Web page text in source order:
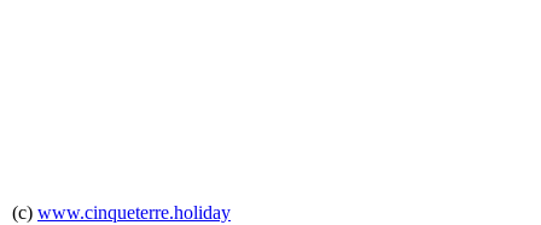
(c) www.cinqueterre.holiday